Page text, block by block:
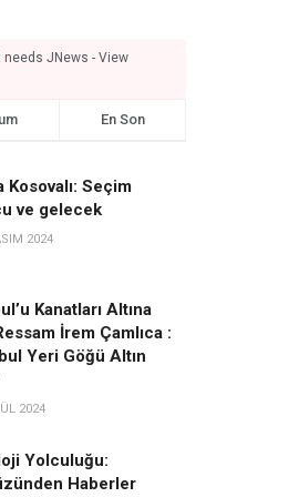
needs JNews - View
En Son
Kosovalı: Seçim
ve gelecek
2024
Kanatları Altına
İrem Çamlıca :
Yeri Göğü Altın
2024
Yolculuğu:
Haberler